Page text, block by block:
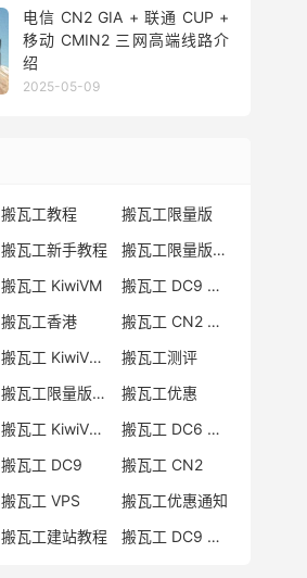
电信 CN2 GIA + 联通 CUP +
移动 CMIN2 三网高端线路介
绍
2025-05-09
搬瓦工教程
搬瓦工限量版
搬瓦工新手教程
搬瓦工限量版套餐
搬瓦工 KiwiVM
搬瓦工 DC9 CN2 GIA
搬瓦工香港
搬瓦工 CN2 GIA-E
搬瓦工 KiwiVM 教程
搬瓦工测评
搬瓦工限量版补货通知
搬瓦工优惠
搬瓦工 KiwiVM 控制面板
搬瓦工 DC6 CN2 GIA-E
搬瓦工 DC9
搬瓦工 CN2
搬瓦工 VPS
搬瓦工优惠通知
搬瓦工建站教程 搬瓦工 DC9 限量版